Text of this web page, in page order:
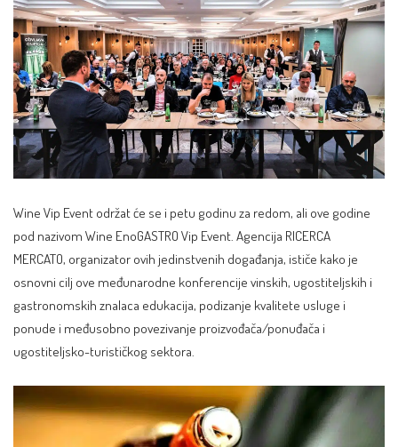
Wine Vip Event održat će se i petu godinu za redom, ali ove godine
pod nazivom Wine EnoGASTRO Vip Event. Agencija RICERCA
MERCATO, organizator ovih jedinstvenih događanja, ističe kako je
osnovni cilj ove međunarodne konferencije vinskih, ugostiteljskih i
gastronomskih znalaca edukacija, podizanje kvalitete usluge i
ponude i međusobno povezivanje proizvođača/ponuđača i
ugostiteljsko-turističkog sektora.